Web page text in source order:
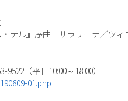
テル』序曲 サラサーテ／ツィ
（平日10:00～18:00）
01.php